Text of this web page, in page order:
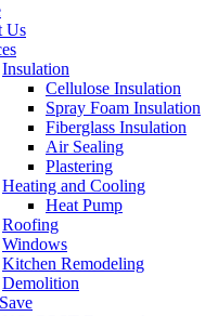
Us
Insulation
Cellulose Insulation
Spray Foam Insulation
Fiberglass Insulation
Air Sealing
Plastering
Heating and Cooling
Heat Pump
Roofing
Windows
Kitchen Remodeling
Demolition